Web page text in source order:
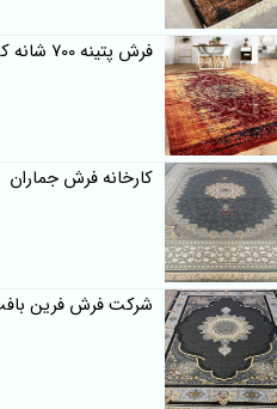
فرش پتینه 700 شانه کهنه نما
کارخانه فرش جماران
شرکت فرش فرین بافت